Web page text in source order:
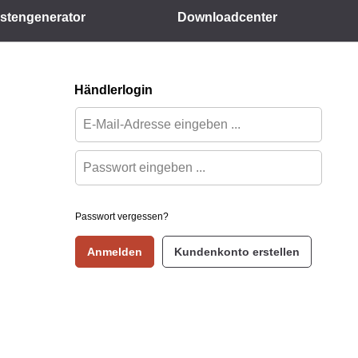
Downloadcenter
Händlerlogin
Passwort vergessen?
Anmelden Kundenkonto erstellen